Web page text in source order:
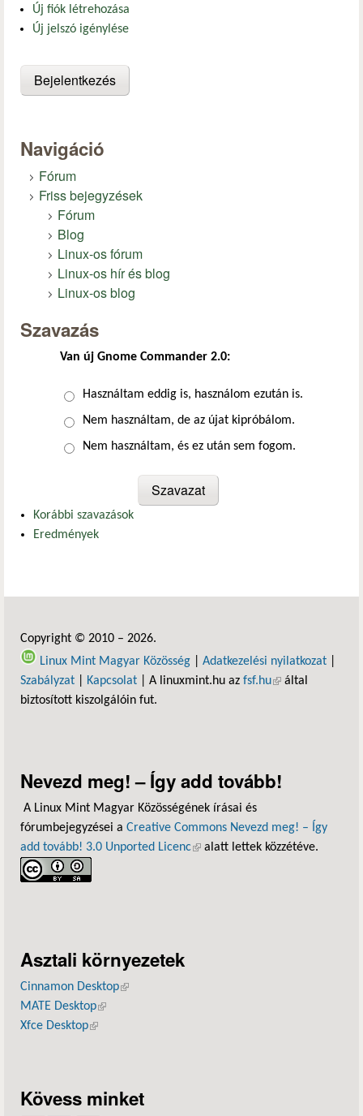
Új fiók létrehozása
Új jelszó igénylése
Navigáció
Fórum
Friss bejegyzések
Fórum
Blog
Linux-os fórum
Linux-os hír és blog
Linux-os blog
Szavazás
Van új Gnome Commander 2.0:
Választások
Használtam eddig is, használom ezután is.
Nem használtam, de az újat kipróbálom.
Nem használtam, és ez után sem fogom.
Korábbi szavazások
Eredmények
Copyright © 2010 – 2026.
Linux Mint Magyar Közösség
Adatkezelési nyilatkozat
Szabályzat
Kapcsolat | A linuxmint.hu az fsf.hu(külső hivatkozás)
által
biztosított kiszolgálóin fut.
Nevezd meg! – Így add tovább!
A Linux Mint Magyar Közösségének írásai és
fórumbejegyzései a Creative Commons Nevezd meg! – Így
add tovább! 3.0 Unported Licenc(külső hivatkozás)
alatt lettek közzétéve.
Asztali környezetek
Cinnamon Desktop(külső hivatkozás)
MATE Desktop(külső hivatkozás)
Xfce Desktop(külső hivatkozás)
Kövess minket